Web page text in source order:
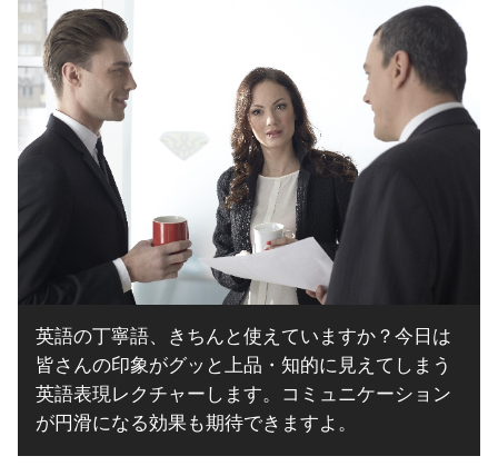
英語の丁寧語、きちんと使えていますか？今日は
皆さんの印象がグッと上品・知的に見えてしまう
英語表現レクチャーします。コミュニケーション
が円滑になる効果も期待できますよ。